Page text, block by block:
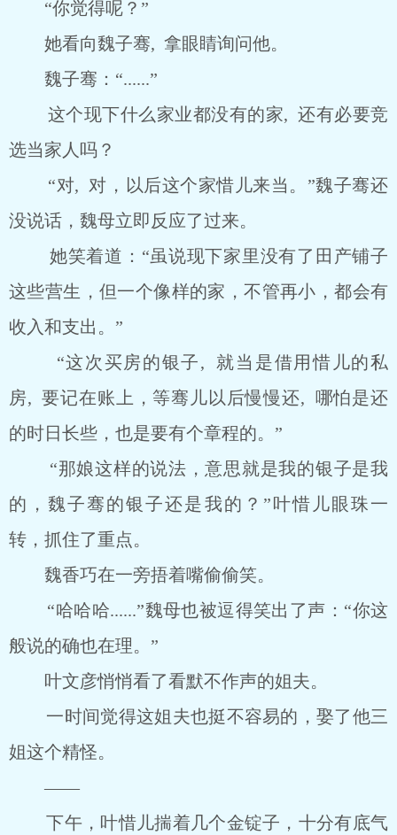
“你觉得呢？”
她看向魏子骞, 拿眼睛询问他。
魏子骞：“......”
这个现下什么家业都没有的家, 还有必要竞
选当家人吗？
“对, 对，以后这个家惜儿来当。”魏子骞还
没说话，魏母立即反应了过来。
她笑着道：“虽说现下家里没有了田产铺子
这些营生，但一个像样的家，不管再小，都会有
收入和支出。”
“这次买房的银子, 就当是借用惜儿的私
房, 要记在账上，等骞儿以后慢慢还, 哪怕是还
的时日长些，也是要有个章程的。”
“那娘这样的说法，意思就是我的银子是我
的，魏子骞的银子还是我的？”叶惜儿眼珠一
转，抓住了重点。
魏香巧在一旁捂着嘴偷偷笑。
“哈哈哈......”魏母也被逗得笑出了声：“你这
般说的确也在理。”
叶文彦悄悄看了看默不作声的姐夫。
一时间觉得这姐夫也挺不容易的，娶了他三
姐这个精怪。
――
下午，叶惜儿揣着几个金锭子，十分有底气